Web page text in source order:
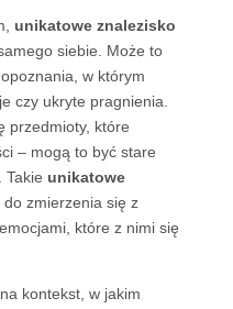
unikatowe znalezisko
siebie. Może to
w którym
czy ukryte pragnienia.
przedmioty, które
– mogą to być stare
Takie unikatowe
zmierzenia się z
które z nimi się
kontekst, w jakim